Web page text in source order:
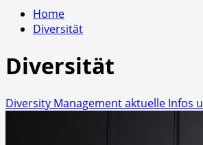
Home
Diversität
Diversität
Diversity Management aktuelle Infos